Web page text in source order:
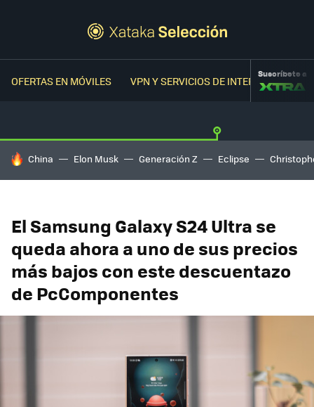
OFERTAS EN MÓVILES VPN Y SERVICIOS DE INTERNETSuscríbete a
HOY SE HABLA DE
China Elon Musk Generación Z Eclipse
El Samsung Galaxy S24 Ultra se
queda ahora a uno de sus precios
más bajos con este descuentazo
de PcComponentes